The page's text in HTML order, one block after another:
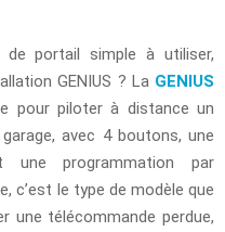
de portail simple à utiliser,
GENIUS ? La GENIUS
pour piloter à distance un
avec 4 boutons, une
une programmation par
c’est le type de modèle que
une télécommande perdue,